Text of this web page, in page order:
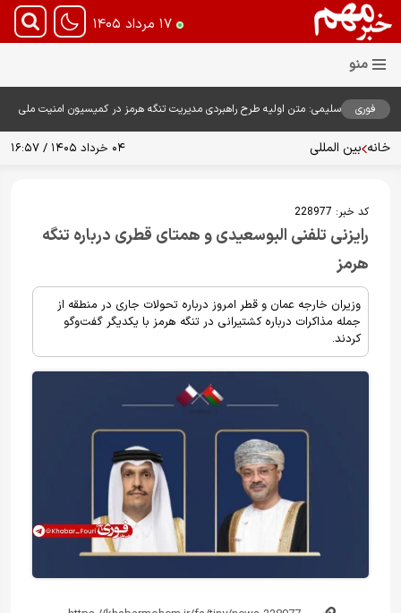
۱۷ مرداد ۱۴۰۵
فوری
سلیمی: متن اولیه طرح راهبردی مدیریت تنگه هرمز در کمیسیون امنیت ملی
خانه بین المللی ۰۴ خرداد ۱۴۰۵ / ۱۶:۵۷
کد خبر: 228977
رایزنی تلفنی البوسعیدی و همتای قطری درباره تنگه
هرمز
وزیران خارجه عمان و قطر امروز درباره تحولات جاری در منطقه از
جمله مذاکرات درباره کشتیرانی در تنگه هرمز با یکدیگر گفت‌وگو
کردند.